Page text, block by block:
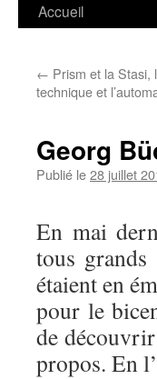
Accueil
← Prism et la Stasi,
technique et
Georg
Publié le28 juillet
En mai
tous
étaient en
pour le
de
propos. En